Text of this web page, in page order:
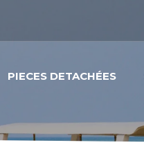
PIECES DETACHÉES